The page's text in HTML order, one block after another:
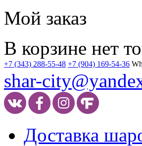
Мой заказ
В корзине нет
+7 (343) 288-55-48 +7 (904) 169-54-36
shar-
Доставка